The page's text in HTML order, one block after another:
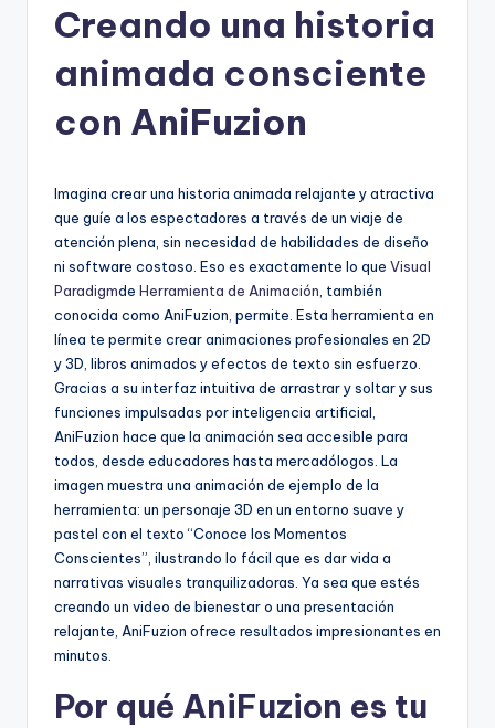
ni
A
S
o
w
&
D
Creando una historia
animada consciente
con AniFuzion
Imagina crear una historia animada relajante y atractiva
que guíe a los espectadores a través de un viaje de
atención plena, sin necesidad de habilidades de diseño
ni software costoso. Eso es exactamente lo que Visual
Paradigmde Herramienta de Animación , también
conocida como AniFuzion, permite. Esta herramienta en
línea te permite crear animaciones profesionales en 2D
y 3D, libros animados y efectos de texto sin esfuerzo.
Gracias a su interfaz intuitiva de arrastrar y soltar y sus
funciones impulsadas por inteligencia artificial,
AniFuzion hace que la animación sea accesible para
todos, desde educadores hasta mercadólogos. La
imagen muestra una animación de ejemplo de la
herramienta: un personaje 3D en un entorno suave y
pastel con el texto “Conoce los Momentos
Conscientes”, ilustrando lo fácil que es dar vida a
narrativas visuales tranquilizadoras. Ya sea que estés
creando un video de bienestar o una presentación
relajante, AniFuzion ofrece resultados impresionantes en
minutos.
Por qué AniFuzion es tu